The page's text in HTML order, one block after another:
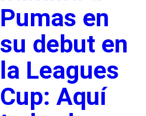
Pumas en
su debut en
la Leagues
Cup: Aquí